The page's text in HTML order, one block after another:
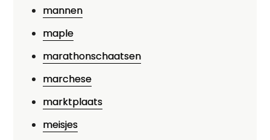
mannen
maple
marathonschaatsen
marchese
marktplaats
meisjes